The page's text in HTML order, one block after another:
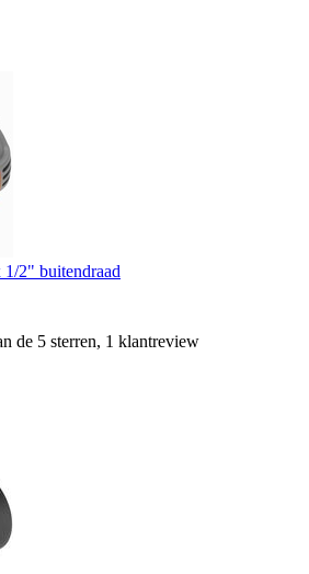
2" buitendraad
de 5 sterren, 1 klantreview